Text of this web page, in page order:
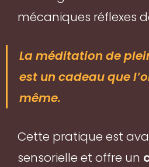
mécaniques réflexes
La méditation de
est un cadeau que
même.
Cette pratique est
sensorielle et offre un